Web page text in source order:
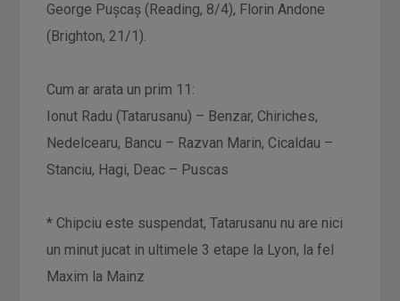
George Pușcaș (Reading, 8/4), Florin Andone
(Brighton, 21/1).
Cum ar arata un prim 11:
Ionut Radu (Tatarusanu) – Benzar, Chiriches,
Nedelcearu, Bancu – Razvan Marin, Cicaldau –
Stanciu, Hagi, Deac – Puscas
* Chipciu este suspendat, Tatarusanu nu are nici
un minut jucat in ultimele 3 etape la Lyon, la fel
Maxim la Mainz